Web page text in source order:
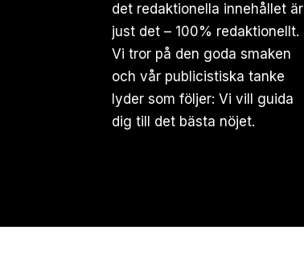
det redaktionella innehållet är
just det – 100% redaktionellt.
Vi tror på den goda smaken
och vår publicistiska tanke
lyder som följer: Vi vill guida
dig till det bästa nöjet.